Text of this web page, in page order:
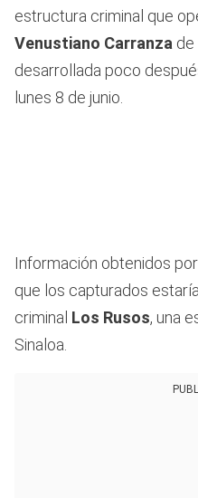
estructura criminal que
Venustiano Carranza de
desarrollada poco
lunes 8 de junio.
Información obtenidos por
que los capturados
criminal Los Rusos, una
Sinaloa.